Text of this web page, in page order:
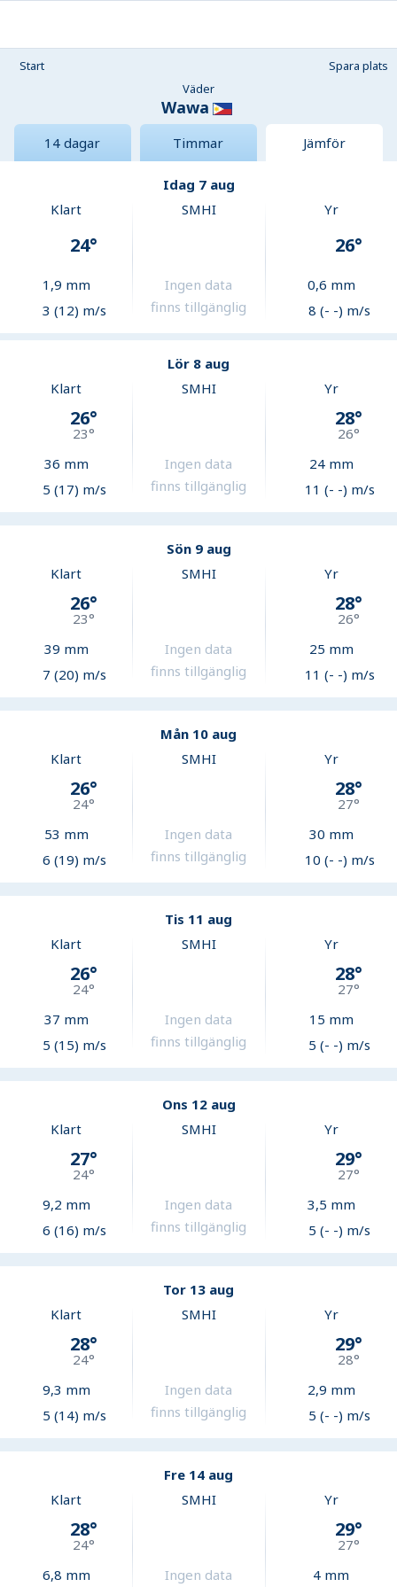
Start
Spara plats
Väder
Wawa
14 dagar Timmar Jämför
Idag 7 aug
Klart
24°
1,9 mm
3 (12) m/s
SMHI
Ingen data
finns tillgänglig
Yr
26°
0,6 mm
8 (- -) m/s
Lör 8 aug
Klart
26°
23°
36 mm
5 (17) m/s
SMHI
Ingen data
finns tillgänglig
Yr
28°
26°
24mm
11 (- -) m/s
Sön 9 aug
Klart
26°
23°
39 mm
7 (20) m/s
SMHI
Ingen data
finns tillgänglig
Yr
28°
26°
25 mm
11 (- -) m/s
Mån 10 aug
Klart
26°
24°
53 mm
6 (19) m/s
SMHI
Ingen data
finns tillgänglig
Yr
28°
27°
30 mm
10 (- -) m/s
Tis 11 aug
Klart
26°
24°
37 mm
5 (15) m/s
SMHI
Ingen data
finns tillgänglig
Yr
28°
27°
15 mm
5 (- -) m/s
Ons 12 aug
Klart
27°
24°
9,2 mm
6 (16) m/s
SMHI
Ingen data
finns tillgänglig
Yr
29°
27°
3,5 mm
5 (- -) m/s
Tor 13 aug
Klart
28°
24°
9,3 mm
5 (14) m/s
SMHI
Ingen data
finns tillgänglig
Yr
29°
28°
2,9 mm
5 (- -) m/s
Fre 14 aug
Klart
28°
24°
6,8 mm
SMHI
Ingen data
Yr
29°
27°
4 mm